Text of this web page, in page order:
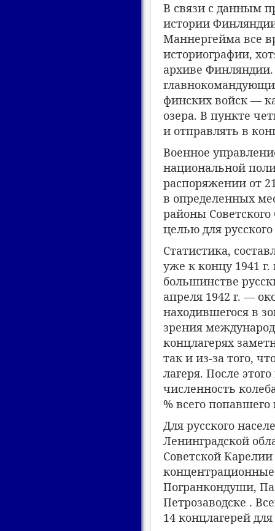
В связи с данным
истории
Маннергейма все
историографии,
архиве
финских войск —
озера. В пункте
и отправлять в
Военное
национальной
распоряжении от
в определенных
районы
целью для
Статистика,
уже к концу 1941
большинстве
апреля 1942 г. —
находившегося в
зрения
концлагерях
так и из-за того,
лагеря. После
численность
% всего
Для русского
Ленинградской
Советской
концентрационные
Погранкондуши,
Петрозаводске .
14 концлагерей